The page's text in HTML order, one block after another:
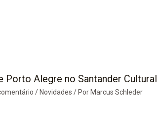
Porto Alegre no Santander Cultural
/ Novidades / Por Marcus Schleder